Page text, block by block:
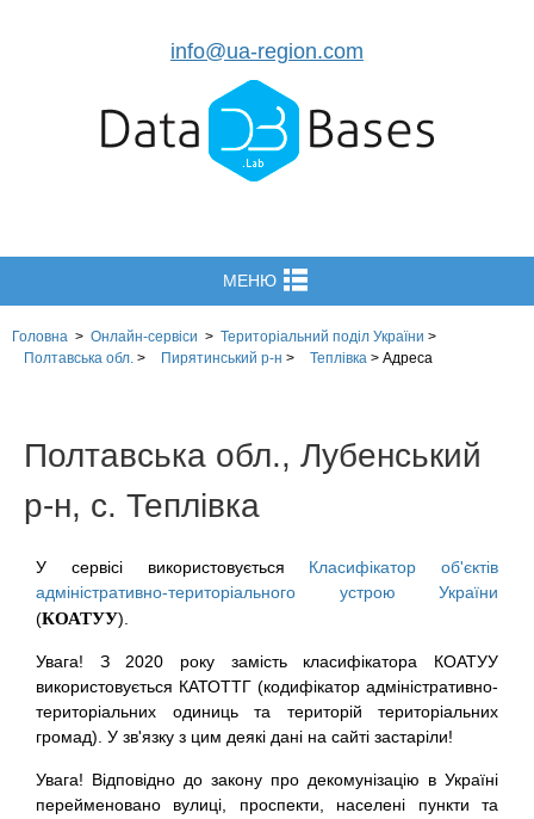
info@ua-region.com
МЕНЮ
Головна > Онлайн-сервіси > Територіальний поділ України >
Полтавська обл. > Пирятинський р-н > Теплівка > Адреса
Полтавська обл., Лубенський
р-н, с. Теплівка
У сервісі використовується Класифікатор об'єктів
адміністративно-територіального устрою України
(КОАТУУ).
Увага! З 2020 року замість класифікатора КОАТУУ
використовується КАТОТТГ (кодифікатор адміністративно-
територіальних одиниць та територій територіальних
громад). У зв'язку з цим деякі дані на сайті застаріли!
Увага! Відповідно до закону про декомунізацію в Україні
перейменовано вулиці, проспекти, населені пункти та